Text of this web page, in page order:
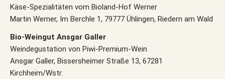
Käse-Spezialitäten vom Bioland-Hof Werner
Martin Werner, Im Berchle 1, 79777 Ühlingen, Riedern am Wald
Bio-Weingut Ansgar Galler
Weindegustation von Piwi-Premium-Wein
Ansgar Galler, Bissersheimer Straße 13, 67281
Kirchheim/Wstr.